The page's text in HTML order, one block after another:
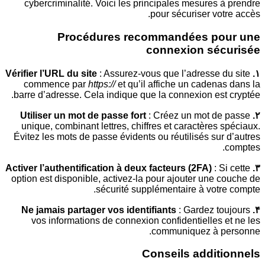
cybercriminalité. Voici les principales mesures
pour sécuriser
Procédures recommandées
connexion
: Assurez-vous que l’adresse
commence parhttps://et qu’il affiche un
barre d’adresse. Cela indique que la connexion
: Créez un mot
unique, combinant lettres, chiffres et caractères
Évitez les mots de passe évidents ou réutilisés
:
option est disponible, activez-la pour ajouter une
sécurité supplémentaire à
: Gardez
vos informations de connexion
communiquez à
Conseils